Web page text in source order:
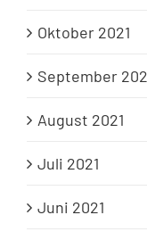
Oktober 2021
September
August 2021
Juli 2021
Juni 2021